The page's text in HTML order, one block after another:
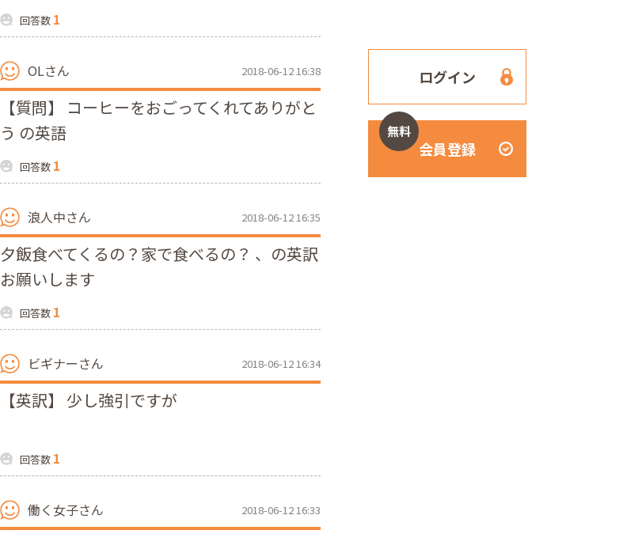
回答数 1
OLさん 2018-06-12 16:38
【質問】 コーヒーをおごってくれてありがと
う の英語
回答数 1
浪人中さん 2018-06-12 16:35
夕飯食べてくるの？家で食べるの？ 、の英訳
お願いします
回答数 1
ビギナーさん 2018-06-12 16:34
【英訳】 少し強引ですが
回答数 1
働く女子さん 2018-06-12 16:33
ログイン
無料
会員登録